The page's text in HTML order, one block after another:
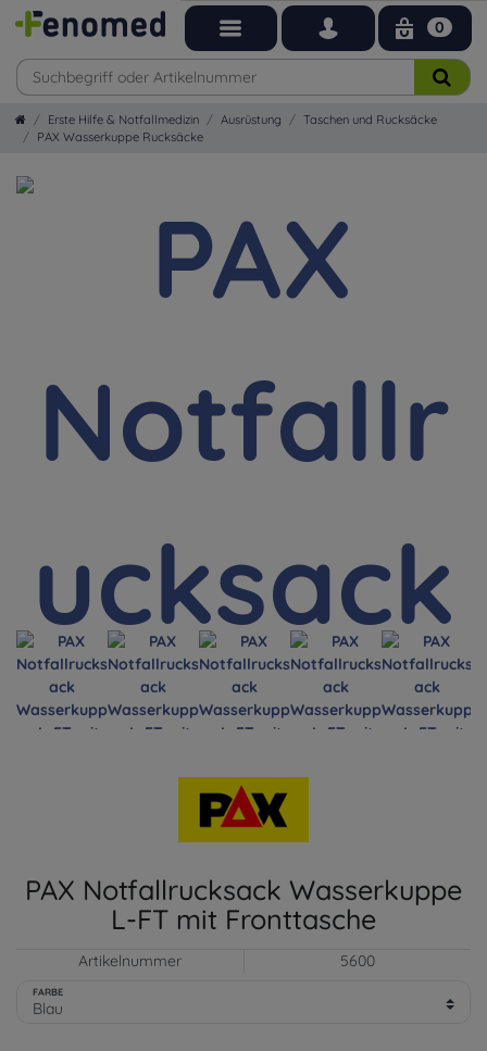
0
Erste Hilfe & Notfallmedizin Ausrüstung
Taschen und Rucksäcke
PAX Wasserkuppe Rucksäcke
PAX Notfallrucksack Wasserkuppe
L-FT mit Fronttasche
Artikelnummer 5600
FARBE